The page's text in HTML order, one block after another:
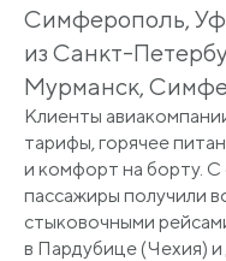
Симферополь,
из Санкт-
Мурманск,
Клиенты
тарифы, горячее
и комфорт на борту. С
пассажиры получили
стыковочными
в Пардубице (Чехия)